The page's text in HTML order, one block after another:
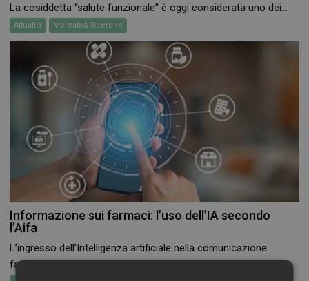
La cosiddetta “salute funzionale” è oggi considerata uno dei...
Attualità Mercato&Ricerche
Informazione sui farmaci: l’uso dell’IA secondo
l’Aifa
L’ingresso dell’Intelligenza artificiale nella comunicazione
farmaceutica non è più...